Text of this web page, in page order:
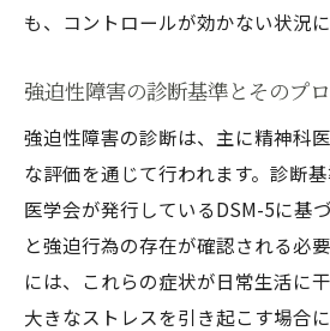
治療の成功例とそのアプ
個別化された治療計画の
強迫性障害の患者とその家
プローチ
家族療法の役割とその効
患者サポートグループの
家族ができる日常的なサ
も、コントロールが効かない状況に
強迫性障害の診断基準とそのプ
強迫性障害の診断は、主に精神科
な評価を通じて行われます。診断
医学会が発行しているDSM-5に基
と強迫行為の存在が確認される必
には、これらの症状が日常生活に
大きなストレスを引き起こす場合